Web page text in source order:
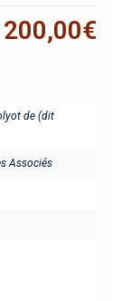
200,00€
de (dit
Associés